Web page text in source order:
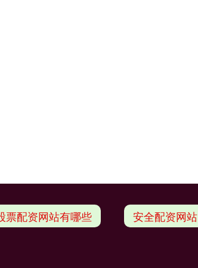
票配资网站有哪些 安全配资网站